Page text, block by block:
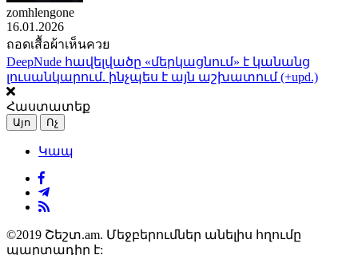
zomhlengone
16.01.2026
ถอดเสื้อผ้าเห็นควย
DeepNude հավելվածը «մերկացնում» է կանանց
լուսանկարում. ինչպես է այն աշխատում (+upd.)
Հաստատեք
Այո Ոչ
Կապ
©2019 Շեշտ.am. Մեջբերումներ անելիս հղումը
պարտադիր է: